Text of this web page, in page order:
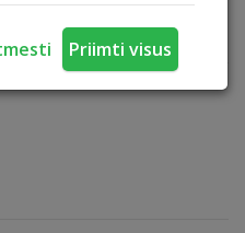
Priimti visus